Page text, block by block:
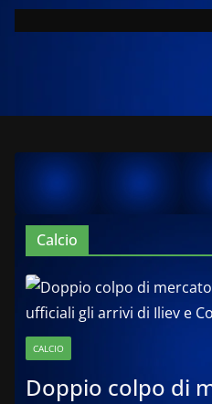
Calcio
CALCIO
Doppio colpo di